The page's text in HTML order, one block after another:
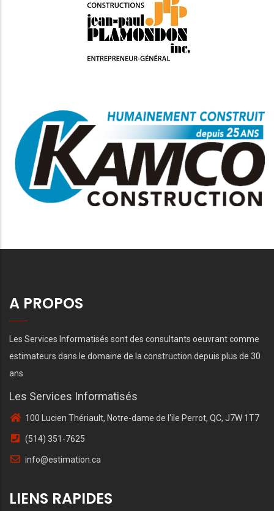
A PROPOS
Les Services Informatisés sont des consultants oeuvrant comme
estimateurs dans le domaine de la construction depuis plus de 30
ans
Les Services Informatisés
100 Lucien Thériault, Notre-dame de l'ile Perrot, QC, J7W 1T7
(514) 351-7625
info@estimation.ca
LIENS RAPIDES